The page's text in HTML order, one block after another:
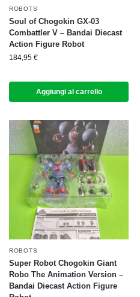
ROBOTS
Soul of Chogokin GX-03
Combattler V – Bandai Diecast
Action Figure Robot
184,95 €
Aggiungi al carrello
ROBOTS
Super Robot Chogokin Giant
Robo The Animation Version –
Bandai Diecast Action Figure